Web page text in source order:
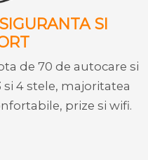
SI
de 70 de autocare si
4 stele, majoritatea
prize si wifi.